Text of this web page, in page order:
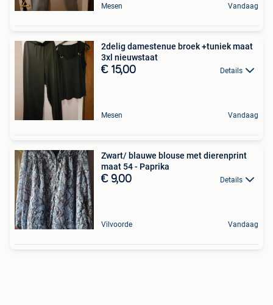
Mesen Vandaag
2delig damestenue broek +tuniek maat
3xl nieuwstaat
€ 15,00 Details
Mesen Vandaag
Zwart/ blauwe blouse met dierenprint
maat 54 - Paprika
€ 9,00 Details
Vilvoorde Vandaag